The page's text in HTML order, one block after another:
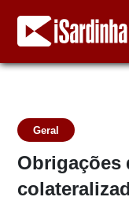
Geral
Obrigações